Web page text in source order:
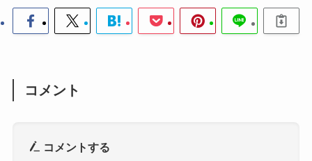
コメント
コメントする